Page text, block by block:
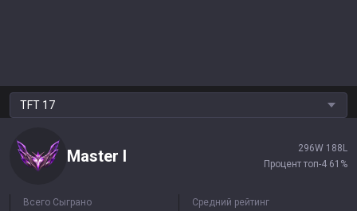
TFT 17
Master I 296W 188 L
Процент топ-4 61 %
Всего Сыграно Средний рейтинг